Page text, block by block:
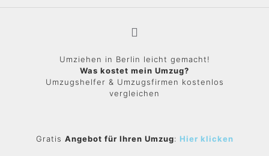
Umziehen in Berlin leicht gemacht!
Was kostet mein Umzug?
Umzugshelfer & Umzugsfirmen kostenlos
vergleichen
Gratis Angebot für Ihren Umzug: Hier klicken